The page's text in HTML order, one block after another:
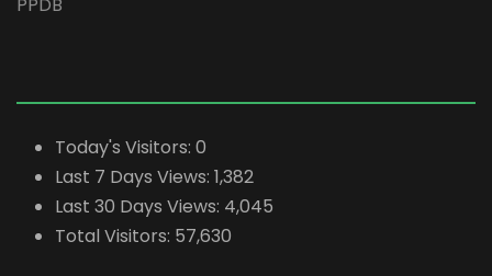
PPDB
Today's Visitors: 0
Last 7 Days Views: 1,382
Last 30 Days Views: 4,045
Total Visitors: 57,630